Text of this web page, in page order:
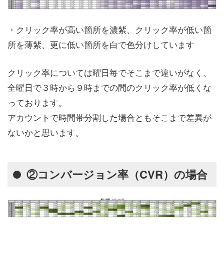
・クリック率が高い箇所を濃紫、クリック率が低い箇
所を薄紫、更に低い箇所を白で色分けしています
クリック率については曜日毎でそこまで違いがなく、
全曜日で３時から９時までの間のクリック率が低くな
っております。
アカウントで時間帯分割した場合ともそこまで差異が
ないかと思います。
②コンバージョン率（CVR）の場合